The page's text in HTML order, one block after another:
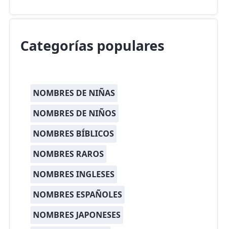
Categorías populares
NOMBRES DE NIÑAS
NOMBRES DE NIÑOS
NOMBRES BÍBLICOS
NOMBRES RAROS
NOMBRES INGLESES
NOMBRES ESPAÑOLES
NOMBRES JAPONESES